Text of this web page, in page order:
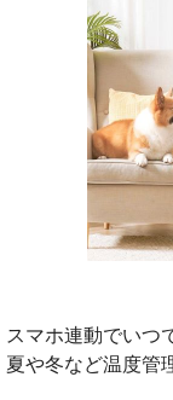
スマホ連動でいつ
夏や冬など温度管